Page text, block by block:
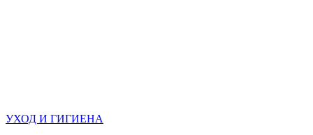
УХОД И ГИГИЕНА